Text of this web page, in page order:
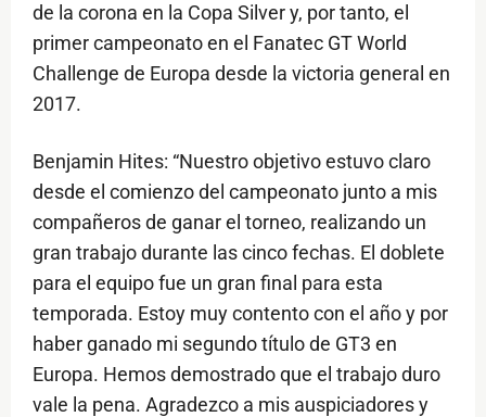
de la corona en la Copa Silver y, por tanto, el
primer campeonato en el Fanatec GT World
Challenge de Europa desde la victoria general en
2017.
Benjamin Hites: “Nuestro objetivo estuvo claro
desde el comienzo del campeonato junto a mis
compañeros de ganar el torneo, realizando un
gran trabajo durante las cinco fechas. El doblete
para el equipo fue un gran final para esta
temporada. Estoy muy contento con el año y por
haber ganado mi segundo título de GT3 en
Europa. Hemos demostrado que el trabajo duro
vale la pena. Agradezco a mis auspiciadores y